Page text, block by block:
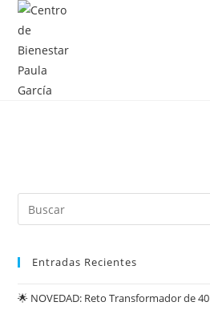
Entradas Recientes
🌟 NOVEDAD: Reto Transformador de